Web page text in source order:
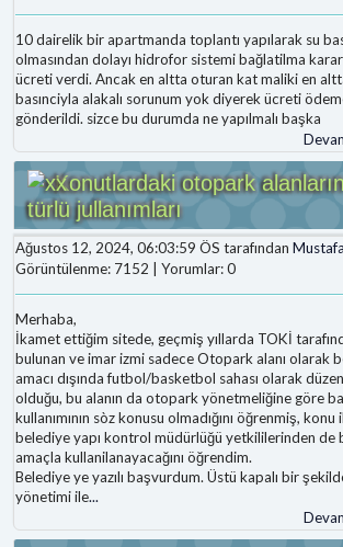
10 dairelik bir apartmanda toplantı yapılarak su
olmasından dolayı hidrofor sistemi bağlatilma
ücreti verdi. Ancak en altta oturan kat maliki en
basınciyla alakalı sorunum yok diyerek ücreti
gönderildi. sizce bu durumda ne yapılmalı başka
Konutlardaki otopark
türlü jullanımları
Ağustos 12, 2024, 06:03:59 ÖS tarafından
Görüntülenme: 7152 | Yorumlar: 0
Merhaba,
İkamet ettiğim sitede, geçmiş yıllarda TOKİ
bulunan ve imar izmi sadece Otopark alanı olarak
amacı dışında futbol/basketbol sahası olarak
olduğu, bu alanın da otopark yönetmeliğine göre
kullanımının sòz konusu olmadığını öğrenmiş,
belediye yapı kontrol müdürlüğü yetkililerinden de
amaçla kullanilanayacağını öğrendim.
Belediye ye yazılı başvurdum. Üstü kapalı bir
yönetimi ile...